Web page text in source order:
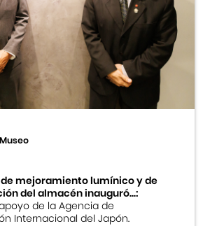
Museo
mejoramiento lumínico y de
del almacén inauguró...:
de la Agencia de
Internacional del Japón.